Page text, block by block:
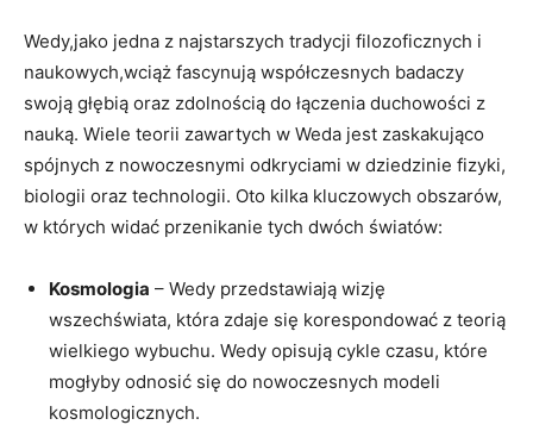
Wedy,jako jedna z najstarszych tradycji filozoficznych i
naukowych,wciąż fascynują współczesnych badaczy
swoją głębią oraz zdolnością do łączenia duchowości z
nauką. Wiele teorii zawartych w Weda jest zaskakująco
spójnych z nowoczesnymi odkryciami w dziedzinie fizyki,
biologii oraz technologii. Oto kilka kluczowych obszarów,
w których widać przenikanie tych dwóch światów:
Kosmologia – Wedy przedstawiają wizję
wszechświata, która zdaje się korespondować z teorią
wielkiego wybuchu. Wedy opisują cykle czasu, które
mogłyby odnosić się do nowoczesnych modeli
kosmologicznych.